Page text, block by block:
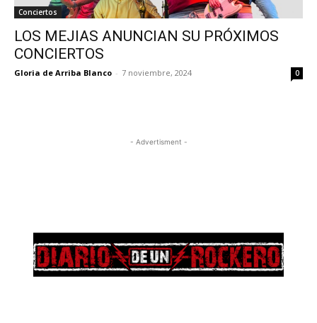
Conciertos
LOS MEJIAS ANUNCIAN SU PRÓXIMOS
CONCIERTOS
Gloria de Arriba Blanco - 7 noviembre, 2024 0
- Advertisment -